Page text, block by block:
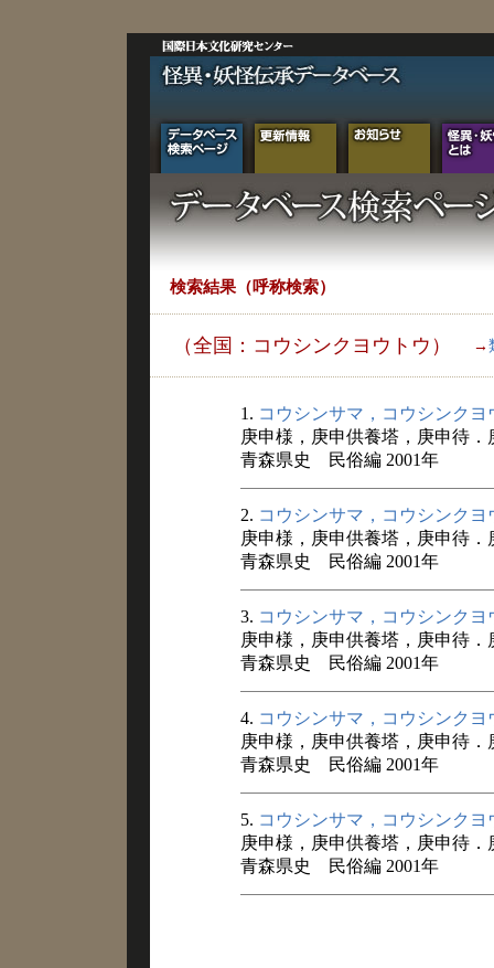
検索結果（呼称検索）
（全国：コウシンクヨウトウ） →
1. コウシンサマ，コウシンク
庚申様，庚申供養塔，庚申待．
青森県史 民俗編 2001年
2. コウシンサマ，コウシンク
庚申様，庚申供養塔，庚申待．
青森県史 民俗編 2001年
3. コウシンサマ，コウシンク
庚申様，庚申供養塔，庚申待．
青森県史 民俗編 2001年
4. コウシンサマ，コウシンク
庚申様，庚申供養塔，庚申待．
青森県史 民俗編 2001年
5. コウシンサマ，コウシンク
庚申様，庚申供養塔，庚申待．
青森県史 民俗編 2001年